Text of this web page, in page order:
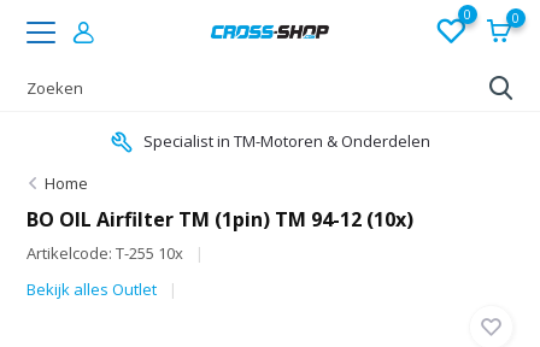
0 0
Specialist in TM-Motoren & Onderdelen
Home
BO OIL Airfilter TM (1pin) TM 94-12 (10x)
Artikelcode: T-255 10x
Bekijk alles Outlet